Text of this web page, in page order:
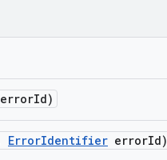
errorId)
ErrorIdentifier errorId)